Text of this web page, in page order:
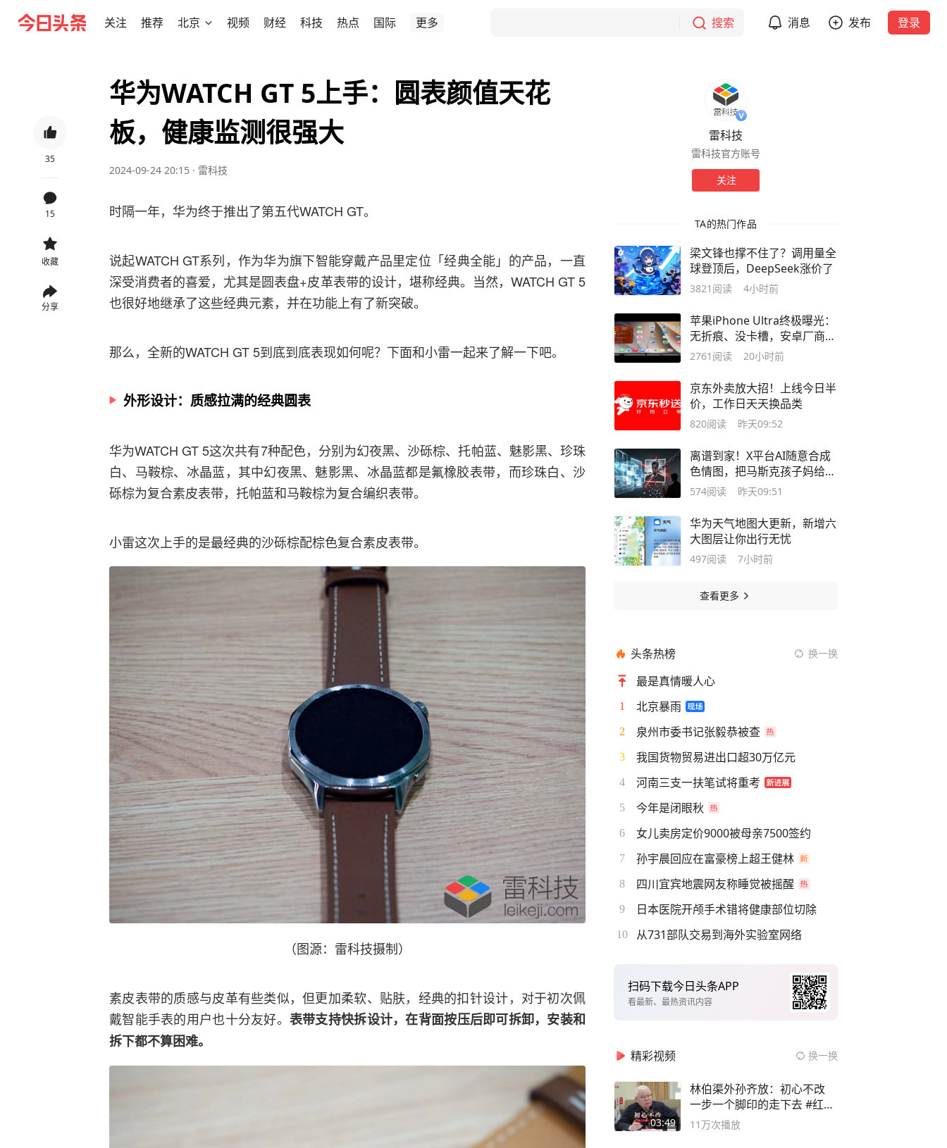
关注 推荐 北京 视频 财经 科技 热点 国际 更多 搜索 消息 发布 登录
35
15
收藏
分享
华为WATCH GT 5上手：圆表颜值天花
板，健康监测很强大
2024-09-24 20:15 · 雷科技
时隔一年，华为终于推出了第五代WATCH GT。
说起WATCH GT系列，作为华为旗下智能穿戴产品里定位「经典全能」的产品，一直
深受消费者的喜爱，尤其是圆表盘+皮革表带的设计，堪称经典。当然，WATCH GT 5
也很好地继承了这些经典元素，并在功能上有了新突破。
那么，全新的WATCH GT 5到底到底表现如何呢？下面和小雷一起来了解一下吧。
外形设计：质感拉满的经典圆表
华为WATCH GT 5这次共有7种配色，分别为幻夜黑、沙砾棕、托帕蓝、魅影黑、珍珠
白、马鞍棕、冰晶蓝，其中幻夜黑、魅影黑、冰晶蓝都是氟橡胶表带，而珍珠白、沙
砾棕为复合素皮表带，托帕蓝和马鞍棕为复合编织表带。
小雷这次上手的是最经典的沙砾棕配棕色复合素皮表带。
（图源：雷科技摄制）
素皮表带的质感与皮革有些类似，但更加柔软、贴肤，经典的扣针设计，对于初次佩
戴智能手表的用户也十分友好。 表带支持快拆设计，在背面按压后即可拆卸，安装和
拆下都不算困难。
雷科技
雷科技官方账号
关注
TA的热门作品
梁文锋也撑不住了？调用量全
球登顶后，DeepSeek涨价了
3821 阅读 4小时前
苹果iPhone Ultra终极曝光：
无折痕、没卡槽，安卓厂商该
慌了？
2761 阅读 20小时前
京东外卖放大招！上线今日半
价，工作日天天换品类
820阅读 昨天09:52
离谱到家！X平台AI随意合成
色情图，把马斯克孩子妈给坑
了
574阅读 昨天09:51
华为天气地图大更新，新增六
大图层让你出行无忧
497阅读 7小时前
查看更多
头条热榜 换一换
最是真情暖人心
1 北京暴雨
2 泉州市委书记张毅恭被查
3 我国货物贸易进出口超30万亿元
4 河南三支一扶笔试将重考
5 今年是闭眼秋
6 女儿卖房定价9000被母亲7500签约
7 孙宇晨回应在富豪榜上超王健林
8 四川宜宾地震网友称睡觉被摇醒
9 日本医院开颅手术错将健康部位切除
10 从731部队交易到海外实验室网络
扫码下载今日头条APP
看最新、最热资讯内容
精彩视频 换一换
03:49
林伯渠外孙齐放：初心不改
一步一个脚印的走下去 #红船
论坛
11万次播放